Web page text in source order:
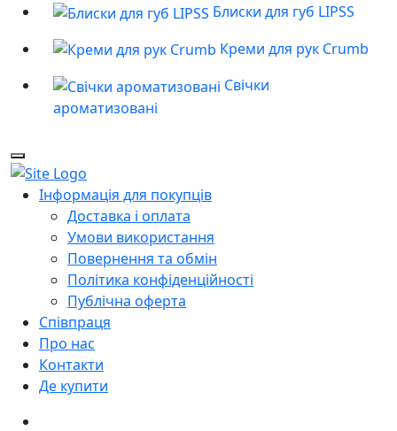
Блиски для губ LIPSS
Креми для рук Crumb
Свічки
ароматизовані
Інформація для покупців
Доставка і оплата
Умови використання
Повернення та обмін
Політика конфіденційності
Публічна оферта
Співпраця
Про нас
Контакти
Де купити